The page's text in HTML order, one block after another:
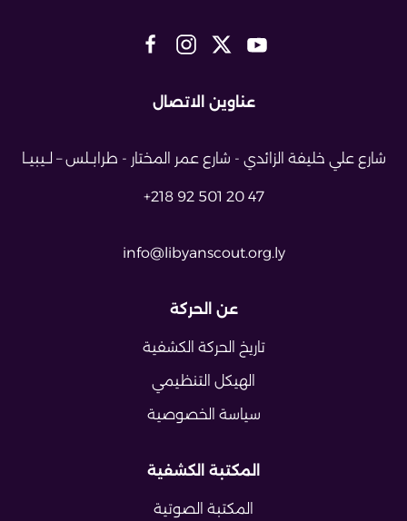
عناوين الاتصال
شارع علي خليفة الزائدي - شارع عمر المختار - طرابــلس – لــيبيــا
+218 92 501 20 47
info@libyanscout.org.ly
عن الحركة
تاريخ الحركة الكشفية
الهيكل التنظيمي
سياسة الخصوصية
المكتبة الكشفية
المكتبة الصوتية